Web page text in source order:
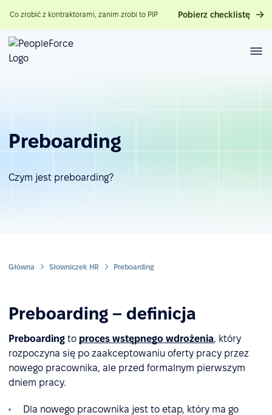
Co zrobić z kontraktorami, zanim zrobi to PIP Pobierz checklistę
Preboarding
Czym jest preboarding?
Główna Słowniczek HR Preboarding
Preboarding – definicja
Preboarding to proces wstępnego wdrożenia, który
rozpoczyna się po zaakceptowaniu oferty pracy przez
nowego pracownika, ale przed formalnym pierwszym
dniem pracy.
Dla nowego pracownika jest to etap, który ma go